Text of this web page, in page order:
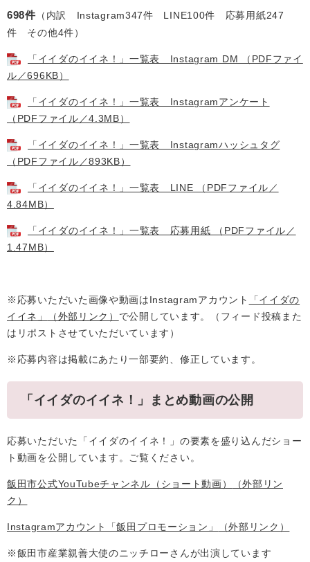
698件 （内訳 Instagram347件 LINE100件 応募用紙247
件 その他4件）
「イイダのイイネ！」一覧表 Instagram DM （PDFファイ
ル／696KB）
「イイダのイイネ！」一覧表 Instagramアンケート
（PDFファイル／4.3MB）
「イイダのイイネ！」一覧表 Instagramハッシュタグ
（PDFファイル／893KB）
「イイダのイイネ！」一覧表 LINE （PDFファイル／
4.84MB）
「イイダのイイネ！」一覧表 応募用紙 （PDFファイル／
1.47MB）
※応募いただいた画像や動画はInstagramアカウント
「イイダの
イイネ」
（外部リンク） で公開しています。（フィード投稿また
はリポストさせていただいています）
※応募内容は掲載にあたり一部要約、修正しています。
「イイダのイイネ！」まとめ動画の公開
応募いただいた「イイダのイイネ！」の要素を盛り込んだショー
ト動画を公開しています。ご覧ください。
飯田市公式YouTubeチャンネル（ショート動画）
（外部リン
ク）
Instagramアカウント「飯田プロモーション」 （外部リンク）
※飯田市産業親善大使のニッチローさんが出演しています